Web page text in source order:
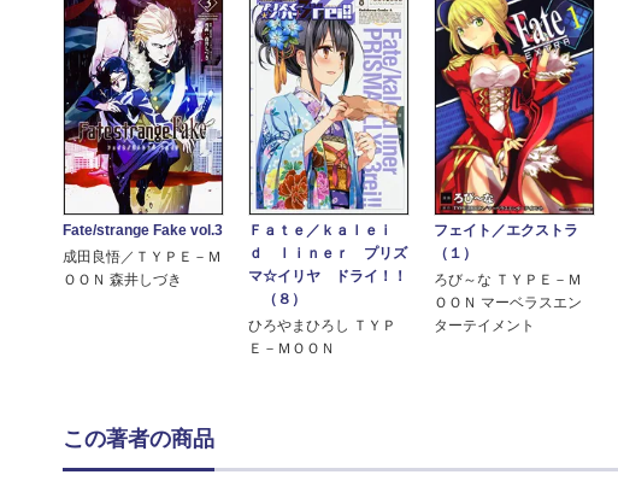
Fate/strange Fake vol.3
成田良悟／ＴＹＰＥ－Ｍ
ＯＯＮ 森井しづき
Ｆａｔｅ／ｋａｌｅｉ
ｄ ｌｉｎｅｒ プリズ
マ☆イリヤ ドライ！！
（８）
ひろやまひろし ＴＹＰ
Ｅ－ＭＯＯＮ
フェイト／エクストラ
（１）
ろび～な ＴＹＰＥ－Ｍ
ＯＯＮ マーベラスエン
ターテイメント
この著者の商品